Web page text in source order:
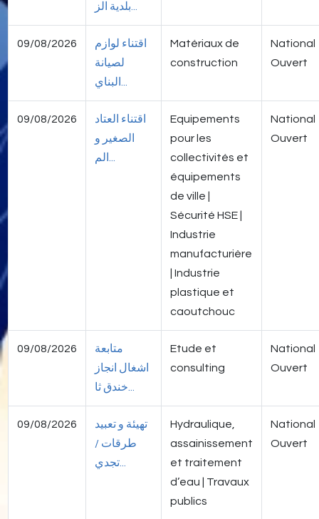
بلدية الز...
09/08/2026
اقتناء لوازم
لصيانة
البناي...
Matériaux de
construction
National
Ouvert
09/08/2026
اقتناء العتاد
الصغير و
الم...
Equipements
pour les
collectivités et
équipements
de ville |
Sécurité HSE |
Industrie
manufacturière
| Industrie
plastique et
caoutchouc
National
Ouvert
09/08/2026
متابعة
اشغال انجاز
خندق ثا...
Etude et
consulting
National
Ouvert
09/08/2026
تهيئة و تعبيد
طرقات /
تجدي...
Hydraulique,
assainissement
et traitement
d’eau | Travaux
publics
National
Ouvert